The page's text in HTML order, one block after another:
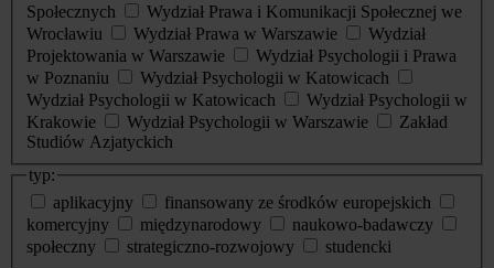
Społecznych
Wydział Prawa i Komunikacji Społecznej we
Wrocławiu
Wydział Prawa w Warszawie
Wydział
Projektowania w Warszawie
Wydział Psychologii i Prawa
w Poznaniu
Wydział Psychologii w Katowicach
Wydział Psychologii w Katowicach
Wydział Psychologii w
Krakowie
Wydział Psychologii w Warszawie
Zakład
Studiów Azjatyckich
typ:
aplikacyjny
finansowany ze środków europejskich
komercyjny
międzynarodowy
naukowo-badawczy
społeczny
strategiczno-rozwojowy
studencki